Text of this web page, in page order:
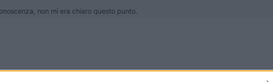
non mi era chiaro questo punto.